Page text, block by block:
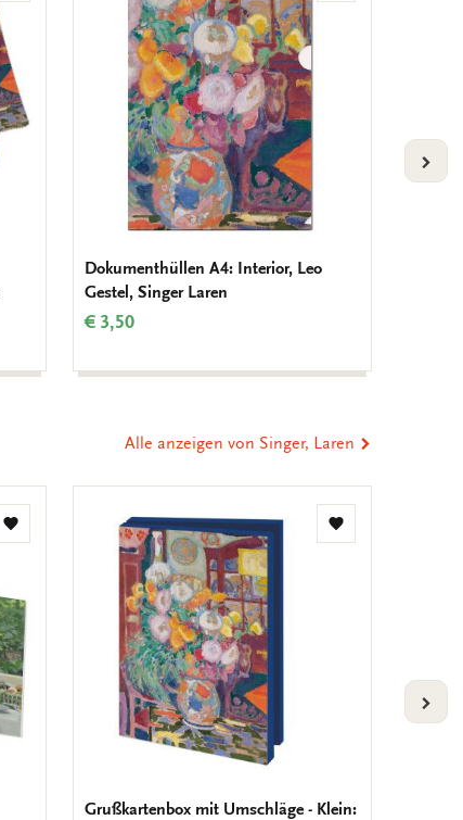
Dokumenthüllen A4: Interior, Leo
Gestel, Singer Laren
€ 3,50
Alle anzeigen von Singer, Laren
Zur
Zur
Grußkartenbox mit Umschläge - Klein: